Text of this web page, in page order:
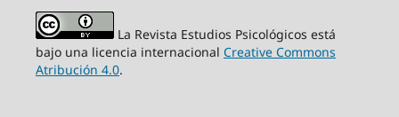
La Revista Estudios Psicológicos está
bajo una licencia internacional Creative Commons
Atribución 4.0.